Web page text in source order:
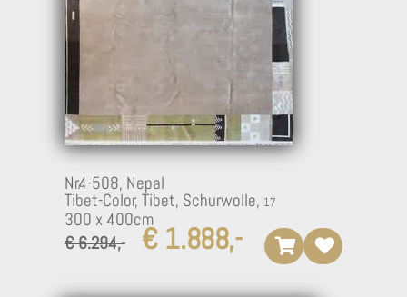
Nr.4-508, Nepal
Tibet-Color, Tibet, Schurwolle,
300 x 400cm
€ 6.294,-
€ 1.888,-